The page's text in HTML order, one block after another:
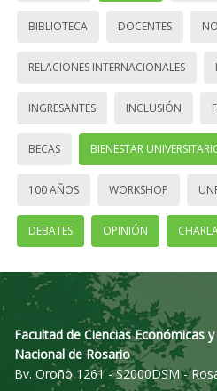
BIBLIOTECA DOCENTES
RELACIONES INTERNACIONALES
INGRESANTES INCLUSIÓN
BECAS BIENESTAR
100 AÑOS WORKSHOP
DEBATES OPINIÓN
Facultad de Ciencias Económicas
Nacional de Rosario
Bv. Oroño 1261 - S2000DSM -